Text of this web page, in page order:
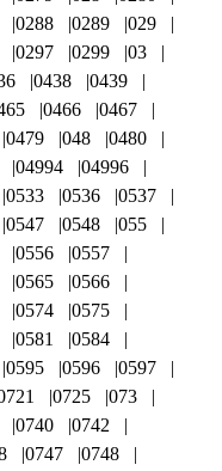
0288 0289
029
0297 0299
03
0438
0439
0466
0467
0479 048
0480
04994
04996
0533 0536
0537
0547 0548
055
0556
0557
0565
0566
0574
0575
0581
0584
0595 0596
0597
0725
073
0740
0742
0747
0748